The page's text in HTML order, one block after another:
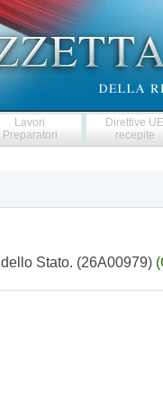
Lavori
Preparatori
Direttive
recepite
Stato. (26A00979)